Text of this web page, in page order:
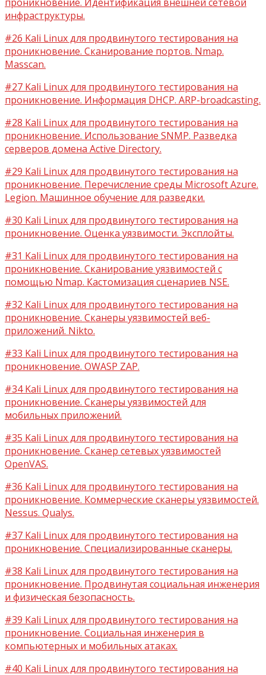
инфраструктуры.
#26 Kali Linux для продвинутого тестирования на
проникновение. Сканирование портов. Nmap.
Masscan.
#27 Kali Linux для продвинутого тестирования на
проникновение. Информация DHCP. ARP-broadcasting.
#28 Kali Linux для продвинутого тестирования на
проникновение. Использование SNMP. Разведка
серверов домена Active Directory.
#29 Kali Linux для продвинутого тестирования на
проникновение. Перечисление среды Microsoft Azure.
Legion. Машинное обучение для разведки.
#30 Kali Linux для продвинутого тестирования на
проникновение. Оценка уязвимости. Эксплойты.
#31 Kali Linux для продвинутого тестирования на
проникновение. Сканирование уязвимостей с
помощью Nmap. Кастомизация сценариев NSE.
#32 Kali Linux для продвинутого тестирования на
проникновение. Сканеры уязвимостей веб-
приложений. Nikto.
#33 Kali Linux для продвинутого тестирования на
проникновение. OWASP ZAP.
#34 Kali Linux для продвинутого тестирования на
проникновение. Сканеры уязвимостей для
мобильных приложений.
#35 Kali Linux для продвинутого тестирования на
проникновение. Сканер сетевых уязвимостей
OpenVAS.
#36 Kali Linux для продвинутого тестирования на
проникновение. Коммерческие сканеры уязвимостей.
Nessus. Qualys.
#37 Kali Linux для продвинутого тестирования на
проникновение. Специализированные сканеры.
#38 Kali Linux для продвинутого тестирования на
проникновение. Продвинутая социальная инженерия
и физическая безопасность.
#39 Kali Linux для продвинутого тестирования на
проникновение. Социальная инженерия в
компьютерных и мобильных атаках.
#40 Kali Linux для продвинутого тестирования на